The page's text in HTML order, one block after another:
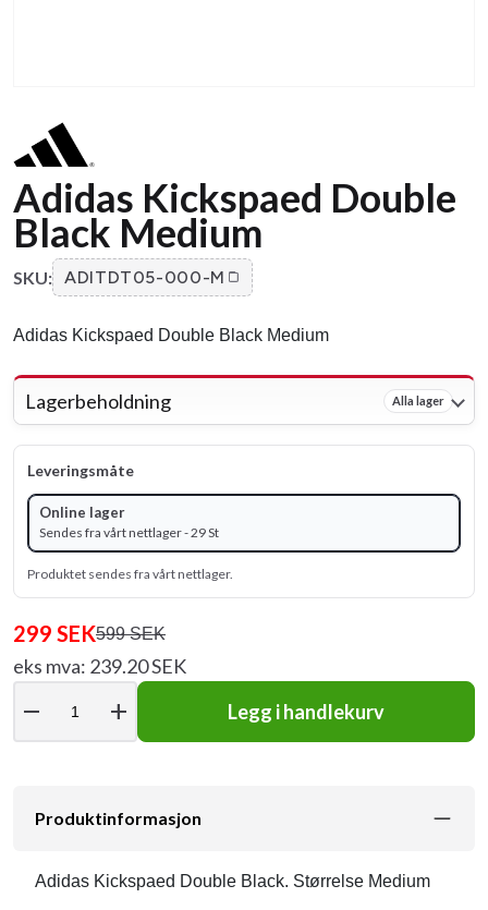
Adidas Kickspaed Double
Black Medium
SKU: ADITDT05-000-M
Adidas Kickspaed Double Black Medium
Lagerbeholdning Alla lager
Leveringsmåte
Online lager
Sendes fra vårt nettlager - 29 St
Produktet sendes fra vårt nettlager.
299 SEK599 SEK
eks mva: 239.20 SEK
remove add Legg i handlekurv
Produktinformasjon
Adidas Kickspaed Double Black. Størrelse Medium